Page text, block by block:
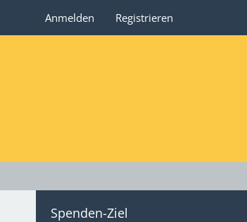
Anmelden Registrieren
Spenden-Ziel